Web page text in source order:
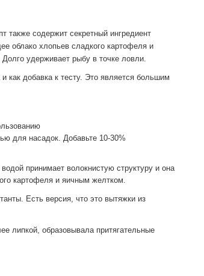
также содержит секретный ингредиент
облако хлопьев сладкого картофеля и
удерживает рыбу в точке ловли.
как добавка к тесту. Это является большим
для насадок. Добавьте 10-30%
принимает волокнистую структуру и она
картофеля и яичным желтком.
Есть версия, что это вытяжки из
липкой, образовывала притягательные